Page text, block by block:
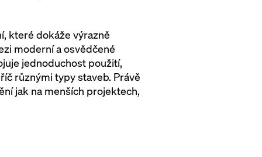
které dokáže výrazně
moderní a osvědčené
jednoduchost použití,
různými typy staveb. Právě
jak na menších projektech,